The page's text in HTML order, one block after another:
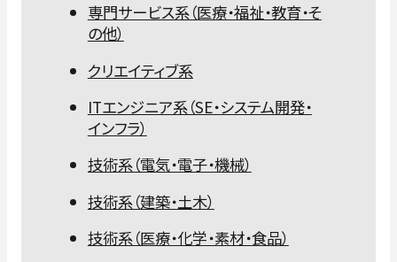
専門サービス系（医療・福祉・教育・そ
の他）
クリエイティブ系
ITエンジニア系（SE・システム開発・
インフラ）
技術系（電気・電子・機械）
技術系（建築・土木）
技術系（医療・化学・素材・食品）